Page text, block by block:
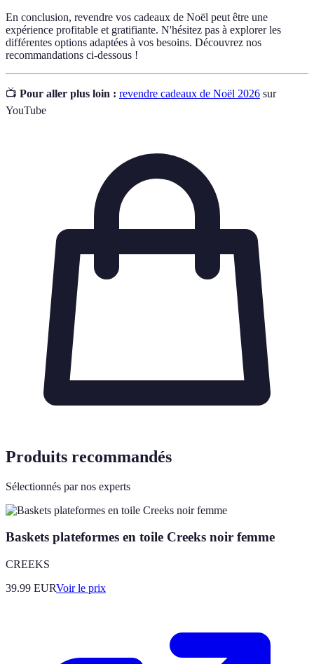
En conclusion, revendre vos cadeaux de Noël peut être une
expérience profitable et gratifiante. N'hésitez pas à explorer les
différentes options adaptées à vos besoins. Découvrez nos
recommandations ci-dessous !
📺 Pour aller plus loin : revendre cadeaux de Noël 2026 sur
YouTube
Produits recommandés
Sélectionnés par nos experts
Baskets plateformes en toile Creeks noir femme
CREEKS
39.99 EURVoir le prix